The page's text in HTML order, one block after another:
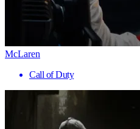
McLaren
Call of Duty